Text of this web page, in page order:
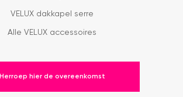
VELUX dakkapel serre
Alle VELUX accessoires
Herroep hier de overeenkomst